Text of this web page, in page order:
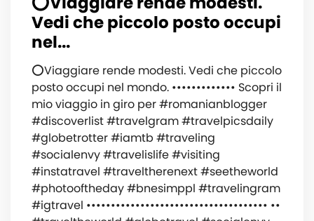
Vedi che piccolo posto occupi
nel...
⭕️Viaggiare rende modesti. Vedi che piccolo
posto occupi nel mondo. ••••••••••••• ‍️Scopri il
mio viaggio in giro per #romanianblogger
#discoverlist #travelgram #travelpicsdaily
#globetrotter #iamtb #traveling
#socialenvy #travelislife #visiting
#instatravel #traveltherenext #seetheworld
#photooftheday #bnesimppl #travelingram
#igtravel ••••••••••••••••••••••••••••••••••••• ••